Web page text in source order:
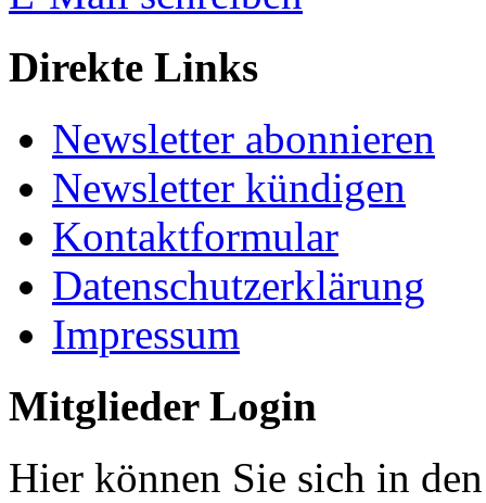
Direkte Links
Newsletter abonnieren
Newsletter kündigen
Kontaktformular
Datenschutzerklärung
Impressum
Mitglieder Login
Hier können Sie sich in